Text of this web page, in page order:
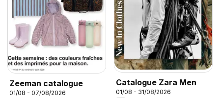
Zeeman catalogue
01/08 - 07/08/2026
Catalogue Zara Men
01/08 - 31/08/2026